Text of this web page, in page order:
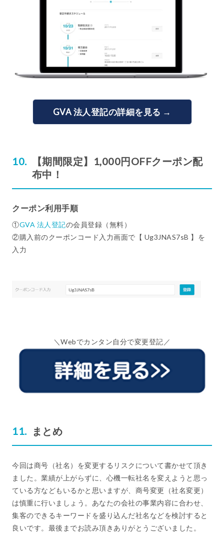
GVA 法人登記の詳細を見る →
【期間限定】1,000円OFFクーポン配
布中！
クーポン利用手順
①GVA 法人登記の会員登録（無料）
②購入前のクーポンコード入力画面で【 Ug3JNAS7sB 】を
入力
＼Webでカンタン自分で変更登記／
まとめ
今回は商号（社名）を変更するリスクについて書かせて頂き
ました。業績が上がらずに、心機一転社名を変えようと思っ
ている方などもいるかと思いますが、商号変更（社名変更）
は慎重に行いましょう。あなたの会社の事業内容に合わせ、
集客のできるキーワードを盛り込んだ社名などを検討すると
良いです。最後までお読み頂きありがとうございました。